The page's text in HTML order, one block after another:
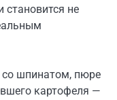
становится не
со шпинатом, пюре
картофеля —